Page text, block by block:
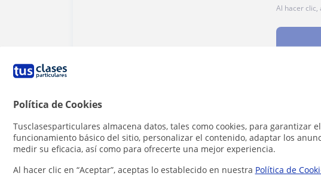
Política de Cookies
Tusclasesparticulares almacena datos, tales como cookies, para garantizar el
funcionamiento básico del sitio, personalizar el contenido, adaptar los
medir su eficacia, así como para ofrecerte una mejor experiencia.
Al hacer clic en “Aceptar”, aceptas lo establecido en nuestra Política de
Al hacer
¿Hay algún error en este perfil?